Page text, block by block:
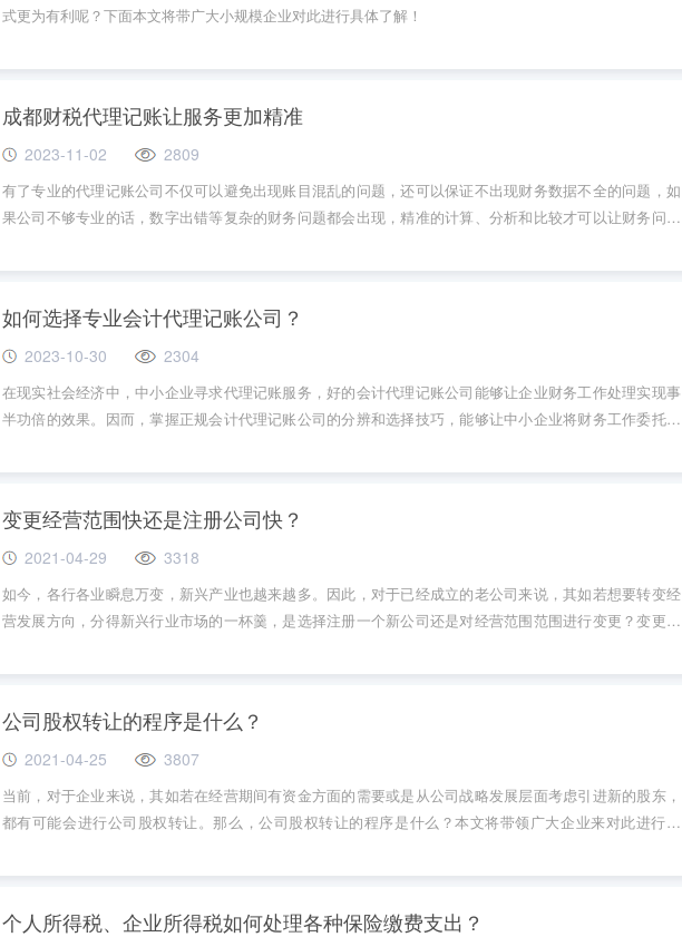
式更为有利呢？下面本文将带广大小规模企业对此进行具体了解！
成都财税代理记账让服务更加精准
2023-11-02 2809
有了专业的代理记账公司不仅可以避免出现账目混乱的问题，还可以保证不出现财务数据不全的问题，如
果公司不够专业的话，数字出错等复杂的财务问题都会出现，精准的计算、分析和比较才可以让财务问题
理记账会计的话，是非常安全和放心的选择，而且一般对税收和财会法规有较多的了解，对待一些特殊的
如何选择专业会计代理记账公司？
2023-10-30 2304
在现实社会经济中，中小企业寻求代理记账服务，好的会计代理记账公司能够让企业财务工作处理实现事
半功倍的效果。因而，掌握正规会计代理记账公司的分辨和选择技巧，能够让中小企业将财务工作委托给
择应关注的要点进行说明。
变更经营范围快还是注册公司快？
2021-04-29 3318
如今，各行各业瞬息万变，新兴产业也越来越多。因此，对于已经成立的老公司来说，其如若想要转变经
营发展方向，分得新兴行业市场的一杯羹，是选择注册一个新公司还是对经营范围范围进行变更？变更经
公司股权转让的程序是什么？
2021-04-25 3807
当前，对于企业来说，其如若在经营期间有资金方面的需要或是从公司战略发展层面考虑引进新的股东，
都有可能会进行公司股权转让。那么，公司股权转让的程序是什么？本文将带领广大企业来对此进行了
个人所得税、企业所得税如何处理各种保险缴费支出？